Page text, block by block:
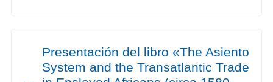
Presentación del libro «The Asiento
System and the Transatlantic Trade